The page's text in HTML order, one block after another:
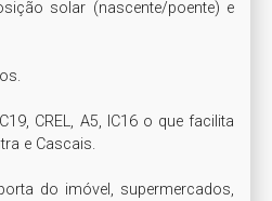
solar (nascente/poente) e
CREL, A5, IC16 o que facilita
e Cascais.
do imóvel, supermercados,